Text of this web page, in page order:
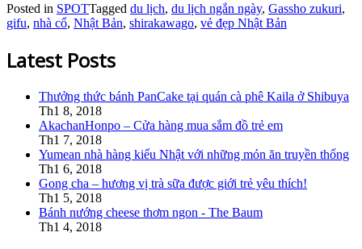
Posted in SPOTTagged du lịch, du lịch ngắn ngày, Gassho zukuri,
gifu, nhà cổ, Nhật Bản, shirakawago, vẻ đẹp Nhật Bản
Latest Posts
Thưởng thức bánh PanCake tại quán cà phê Kaila ở Shibuya
Th1 8, 2018
AkachanHonpo – Cửa hàng mua sắm đồ trẻ em
Th1 7, 2018
Yumean nhà hàng kiểu Nhật với những món ăn truyền thống
Th1 6, 2018
Gong cha – hương vị trà sữa được giới trẻ yêu thích!
Th1 5, 2018
Bánh nướng cheese thơm ngon - The Baum
Th1 4, 2018